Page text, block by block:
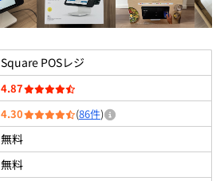
Square POSレジ
4.87
4.30 (86件)
無料
無料